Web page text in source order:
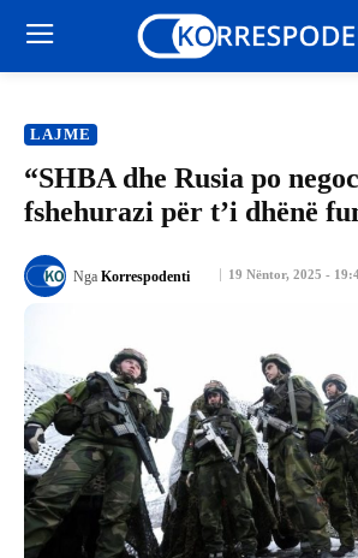
LAJME
“SHBA dhe Rusia po
fshehurazi për t’i dhënë
19 Nëntor, 2025 -
Nga Korrespodenti